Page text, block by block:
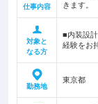
仕事内容
きます。
対象と
なる方
■内装設
経験をお
勤務地
東京都